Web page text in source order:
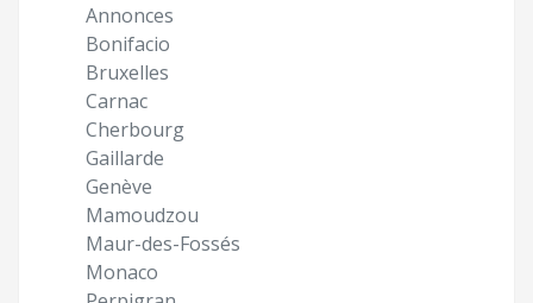
Annonces
Bonifacio
Bruxelles
Carnac
Cherbourg
Gaillarde
Genève
Mamoudzou
Maur-des-Fossés
Monaco